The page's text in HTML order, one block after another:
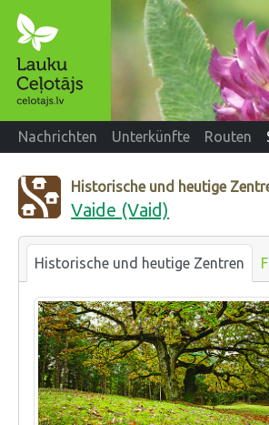
Nachrichten Unterkünfte Routen
Historische und heutige
Vaide (Vaid)
Historische und heutige Zentren